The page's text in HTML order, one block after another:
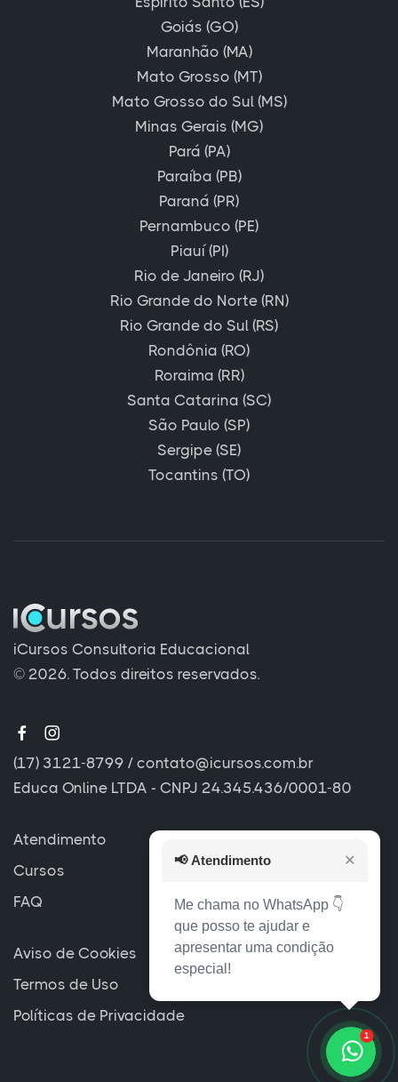
Goiás (GO)
Maranhão (MA)
Mato Grosso (MT)
Mato Grosso do Sul (MS)
Minas Gerais (MG)
Pará (PA)
Paraíba (PB)
Paraná (PR)
Pernambuco (PE)
Piauí (PI)
Rio de Janeiro (RJ)
Rio Grande do Norte (RN)
Rio Grande do Sul (RS)
Rondônia (RO)
Roraima (RR)
Santa Catarina (SC)
São Paulo (SP)
Sergipe (SE)
Tocantins (TO)
iCursos Consultoria Educacional
© 2026. Todos direitos reservados.
(17) 3121-8799 / contato@icursos.com.br
Educa Online LTDA - CNPJ 24.345.436/0001-80
Atendimento
Cursos
FAQ
Aviso de Cookies
Termos de Uso
Políticas de Privacidade
1
📢 Atendimento ✕
Me chama no WhatsApp 👇
que posso te ajudar e
apresentar uma condição
especial!